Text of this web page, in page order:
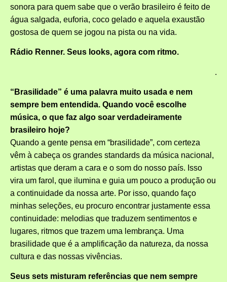
sonora para quem sabe que o verão brasileiro é feito de
água salgada, euforia, coco gelado e aquela exaustão
gostosa de quem se jogou na pista ou na vida.
Rádio Renner. Seus looks, agora com ritmo.
.
“Brasilidade” é uma palavra muito usada e nem
sempre bem entendida. Quando você escolhe
música, o que faz algo soar verdadeiramente
brasileiro hoje?
Quando a gente pensa em “brasilidade”, com certeza
vêm à cabeça os grandes standards da música nacional,
artistas que deram a cara e o som do nosso país. Isso
vira um farol, que ilumina e guia um pouco a produção ou
a continuidade da nossa arte. Por isso, quando faço
minhas seleções, eu procuro encontrar justamente essa
continuidade: melodias que traduzem sentimentos e
lugares, ritmos que trazem uma lembrança. Uma
brasilidade que é a amplificação da natureza, da nossa
cultura e das nossas vivências.
Seus sets misturam referências que nem sempre